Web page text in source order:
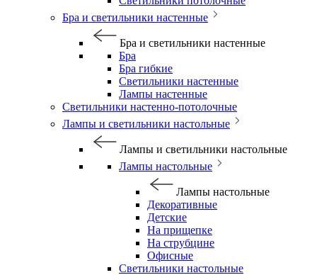
Бра и светильники настенные
Бра и светильники настенные
Бра
Бра гибкие
Светильники настенные
Лампы настенные
Светильники настенно-потолочные
Лампы и светильники настольные
Лампы и светильники настольные
Лампы настольные
Лампы настольные
Декоративные
Детские
На прищепке
На струбцине
Офисные
Светильники настольные